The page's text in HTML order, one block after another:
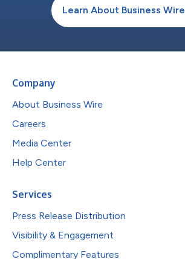
Learn About Business Wire
Company
About Business Wire
Careers
Media Center
Help Center
Services
Press Release Distribution
Visibility & Engagement
Complimentary Features